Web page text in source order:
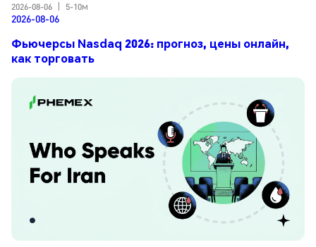
2026-08-06
5-10м
2026-08-06
Фьючерсы Nasdaq 2026: прогноз, цены онлайн,
как торговать